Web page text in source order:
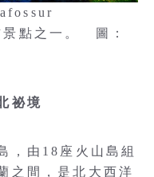
點之一。 圖：
祕境
，由18座火山島組
之間，是北大西洋